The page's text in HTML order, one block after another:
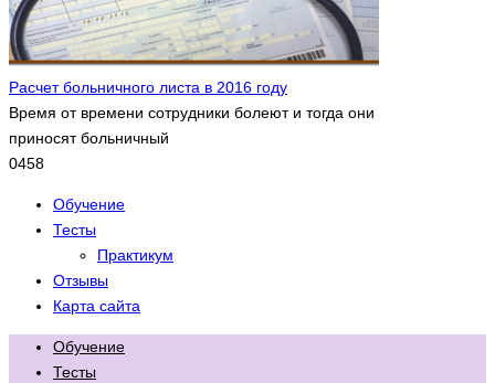
Расчет больничного листа в 2016 году
Время от времени сотрудники болеют и тогда они
приносят больничный
0458
Обучение
Тесты
Практикум
Отзывы
Карта сайта
Обучение
Тесты